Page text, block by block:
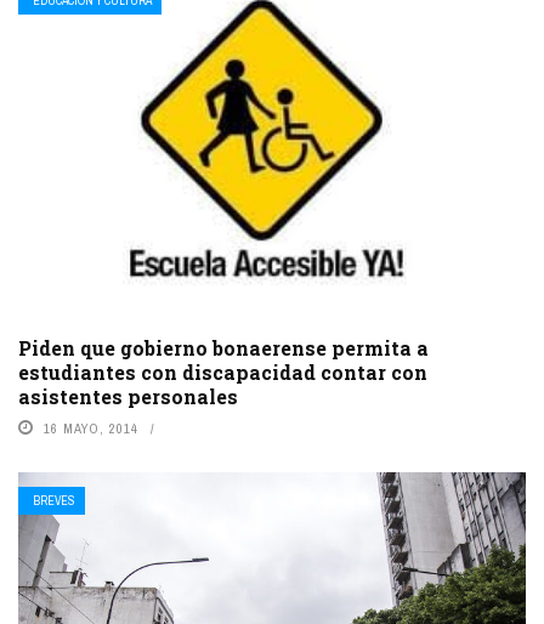
Piden que gobierno bonaerense permita a
estudiantes con discapacidad contar con
asistentes personales
16 MAYO, 2014
BREVES